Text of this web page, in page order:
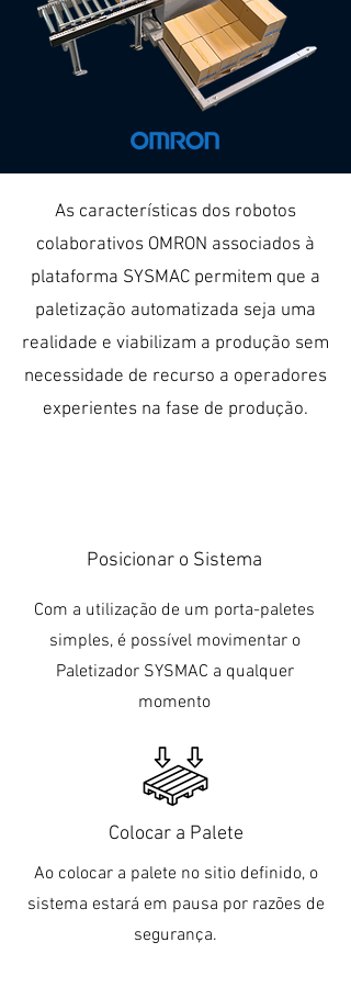
As características dos robotos
colaborativos OMRON associados à
plataforma SYSMAC permitem que a
paletização automatizada seja uma
realidade e viabilizam a produção sem
necessidade de recurso a operadores
experientes na fase de produção.
Posicionar o Sistema
Com a utilização de um porta-paletes
simples, é possível movimentar o
Paletizador SYSMAC a qualquer
momento
Colocar a Palete
Ao colocar a palete no sitio definido, o
sistema estará em pausa por razões de
segurança.